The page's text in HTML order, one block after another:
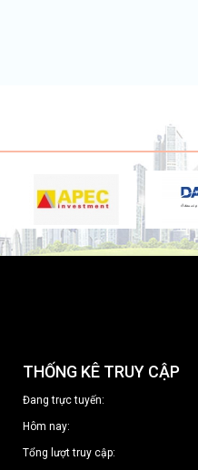
THỐNG KÊ TRUY CẬP
Đang trực tuyến:
Hôm nay:
Tổng lượt truy cập: